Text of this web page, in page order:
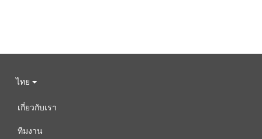
ไทย
เกี่ยวกับเรา
ทีมงาน